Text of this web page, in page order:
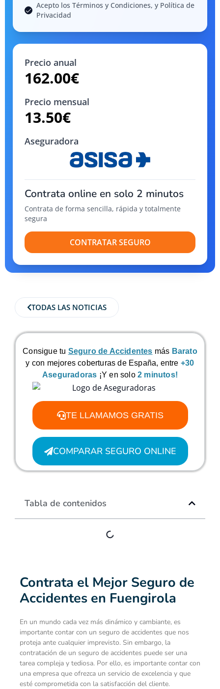
Acepto los Términos y Condiciones, y Política de
Privacidad
Precio anual
162.00€
Precio mensual
13.50€
Aseguradora
Contrata online en solo 2 minutos
Contrata de forma sencilla, rápida y totalmente
segura
CONTRATAR SEGURO
Contrata el Mejor Seguro de
Accidentes en Fuengirola
En un mundo cada vez más dinámico y cambiante, es
importante contar con un seguro de accidentes que nos
proteja ante cualquier imprevisto. Sin embargo, la
contratación de un seguro de accidentes puede ser una
tarea compleja y tediosa. Por ello, es importante contar con
una empresa que ofrezca un servicio de excelencia y que
esté comprometida con la satisfacción del cliente.
TODAS LAS NOTICIAS
Consigue tu Seguro de Accidentes más Barato
y con mejores coberturas de España, entre +30
Aseguradoras ¡Y en solo 2 minutos!
TE LLAMAMOS GRATIS
COMPARAR SEGURO ONLINE
Tabla de contenidos